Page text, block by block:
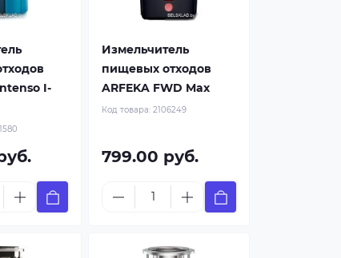
I-
Измельчитель
пищевых отходов
ARFEKA FWD Max
Код товара:2106249
799.00 руб.